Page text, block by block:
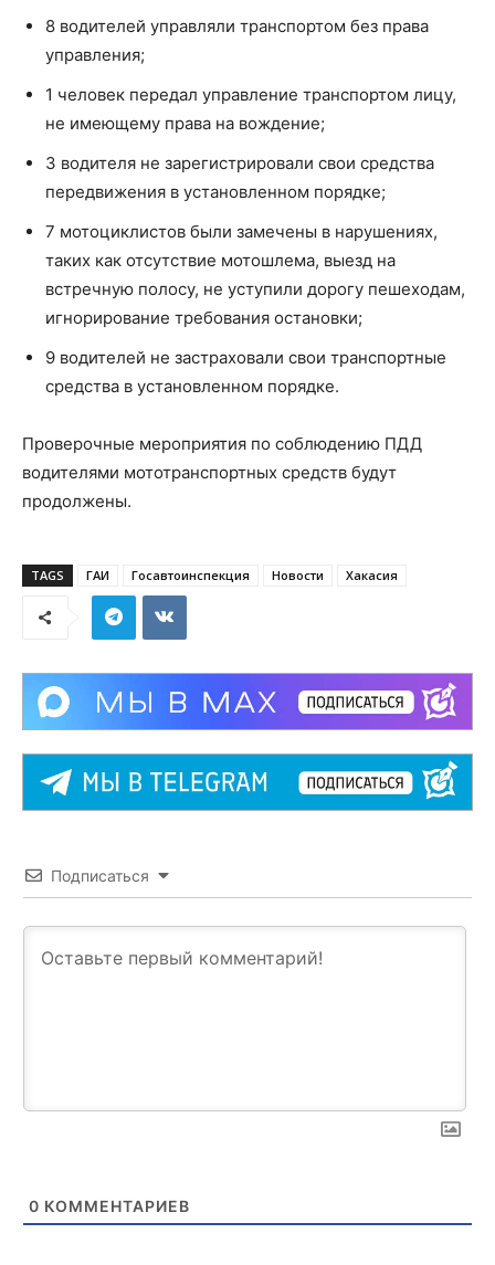
8 водителей управляли транспортом без права
управления;
1 человек передал управление транспортом лицу,
не имеющему права на вождение;
3 водителя не зарегистрировали свои средства
передвижения в установленном порядке;
7 мотоциклистов были замечены в нарушениях,
таких как отсутствие мотошлема, выезд на
встречную полосу, не уступили дорогу пешеходам,
игнорирование требования остановки;
9 водителей не застраховали свои транспортные
средства в установленном порядке.
Проверочные мероприятия по соблюдению ПДД
водителями мототранспортных средств будут
продолжены.
TAGS ГАИ Госавтоинспекция Новости Хакасия
Подписаться
0 КОММЕНТАРИЕВ